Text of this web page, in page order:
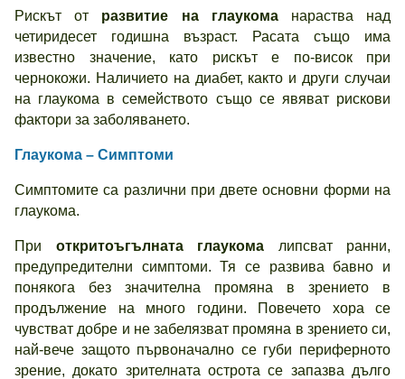
Рискът от развитие на глаукоманараства над
четиридесет годишна възраст. Расата също има
известно значение, като рискът е по-висок при
чернокожи. Наличието на диабет, както и други случаи
на глаукома в семейството също се явяват рискови
фактори за заболяването.
Глаукома – Симптоми
Симптомите са различни при двете основни форми на
глаукома.
При откритоъгълната глаукома липсват ранни,
предупредителни симптоми. Тя се развива бавно и
понякога без значителна промяна в зрението в
продължение на много години. Повечето хора се
чувстват добре и не забелязват промяна в зрението си,
най-вече защото първоначално се губи периферното
зрение, докато зрителната острота се запазва дълго